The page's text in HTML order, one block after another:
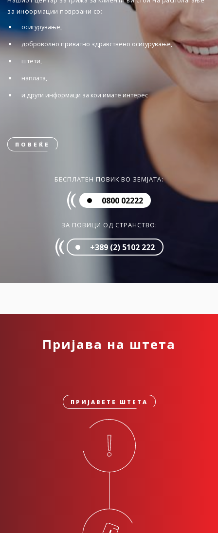
за информации поврзани со:
осигурување,
доброволно приватно здравствено осигурување,
штети,
наплата,
и други информаци за кои имате интерес
ПОВЕЌЕ
БЕСПЛАТЕН ПОВИК ВО ЗЕМЈАТА:
0800 02222
ЗА ПОВИЦИ ОД СТРАНСТВО:
+389 (2) 5102 222
Пријава на штета
ПРИЈАВЕТЕ ШТЕТА